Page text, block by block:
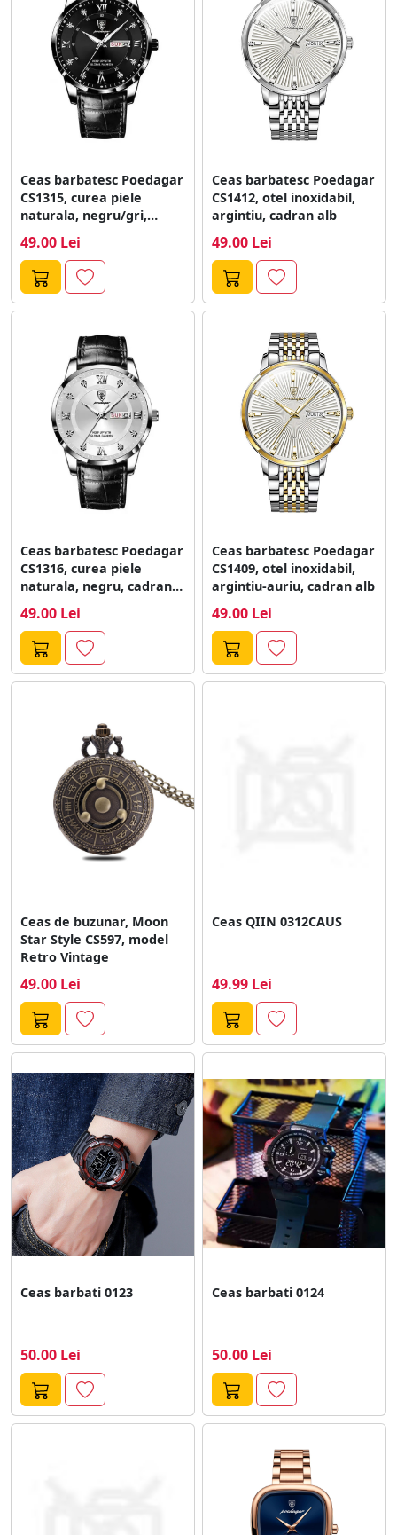
Ceas barbatesc Poedagar
CS1315, curea piele
naturala, negru/gri,
49.00 Lei
Ceas barbatesc Poedagar
CS1412, otel inoxidabil,
argintiu, cadran alb
49.00 Lei
Ceas barbatesc Poedagar
CS1316, curea piele
naturala, negru, cadran
49.00 Lei
Ceas barbatesc Poedagar
CS1409, otel inoxidabil,
argintiu-auriu, cadran alb
49.00 Lei
Ceas de buzunar, Moon
Star Style CS597, model
Retro Vintage
49.00 Lei
Ceas QIIN 0312CAUS
49.99 Lei
Ceas barbati 0123
50.00 Lei
Ceas barbati 0124
50.00 Lei